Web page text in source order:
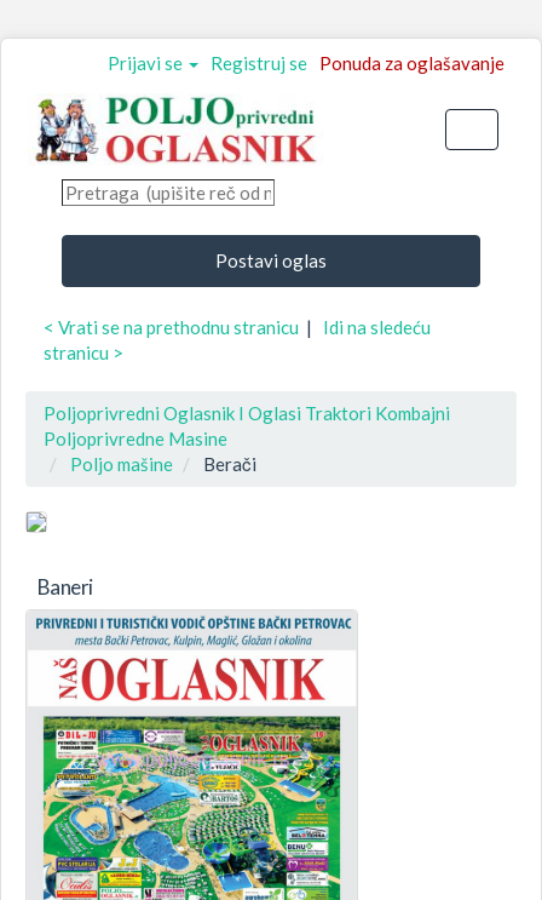
Ponuda za oglašavanje
Registruj se
Prijavi se
Postavi oglas
< Vrati se na prethodnu stranicu | Idi na sledeću
stranicu >
Poljoprivredni Oglasnik I Oglasi Traktori Kombajni
Poljoprivredne Masine
Poljo mašine
Berači
Baneri